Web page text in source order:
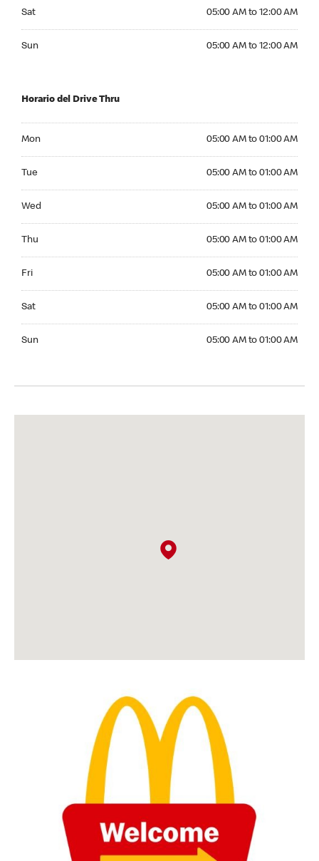
Sat 05:00 AM to 12:00 AM
Sun 05:00 AM to 12:00 AM
Horario del Drive Thru
Mon 05:00 AM to 01:00 AM
Tue 05:00 AM to 01:00 AM
Wed 05:00 AM to 01:00 AM
Thu 05:00 AM to 01:00 AM
Fri 05:00 AM to 01:00 AM
Sat 05:00 AM to 01:00 AM
Sun 05:00 AM to 01:00 AM